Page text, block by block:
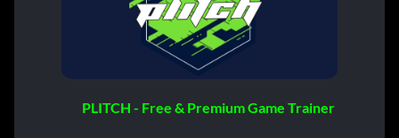
PLITCH - Free & Premium Game Trainer